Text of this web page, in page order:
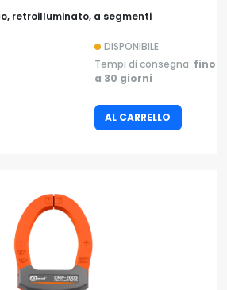
retroilluminato, a segmenti
DISPONIBILE
Tempi di consegna: fino
a 30 giorni
AL CARRELLO